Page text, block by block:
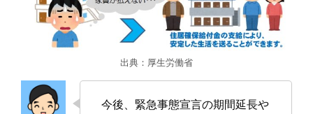
出典：厚生労働省
今後、緊急事態宣言の期間延長や